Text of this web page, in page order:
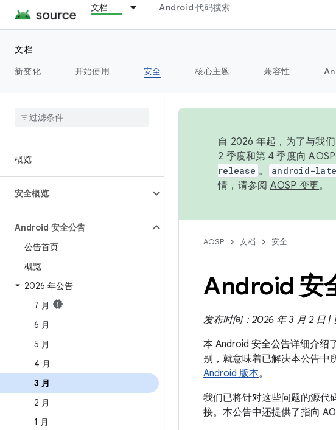
文档 Android 代码搜索
文档
新变化
开始使用 安全 核心主题 兼容性
概览
安全概览
Android 安全公告
公告首页
概览
2026 年公告
7 月
6 月
5 月
4 月
3 月
2 月
1 月
自 2026 年起，为了与我
2 季度和第 4 季度向
release 。 android-
情，请参阅 AOSP 变更。
AOSP 文档 安全
Android 安
发布时间：2026 年 3 月 2 日 |
本 Android 安全公告详细介绍
别，就意味着已解决本公告中
Android 版本。
我们已将针对这些问题的源代
接。本公告中还提供了指向